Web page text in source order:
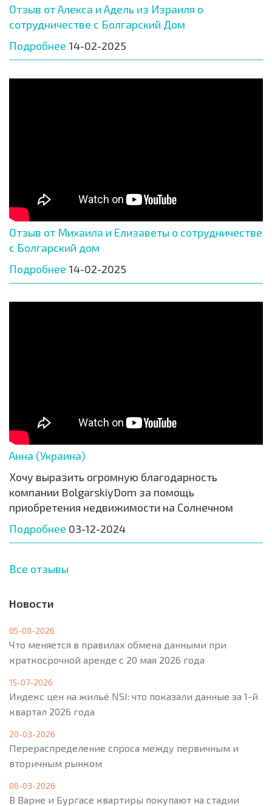
Отзыв от Алекса и Адель из Израиля о
сотрудничестве с Болгарский Дом
Подробнее 14-02-2025
Отзыв от Михаила и Елизаветы о сотрудничестве
с Болгарский дом
Подробнее 14-02-2025
Анна (Украина)
Хочу выразить огромную благодарность
компании BolgarskiyDom за помощь
приобретения недвижимости на Солнечном
Подробнее 03-12-2024
Все отзывы
Новости
05-08-2026
Что меняется в правилах обмена данными при
краткосрочной аренде с 20 мая 2026 года
15-07-2026
Индекс цен на жильё NSI: что показали данные за 1-й
квартал 2026 года
20-03-2026
Перераспределение спроса между первичным и
вторичным рынком
06-03-2026
В Варне и Бургасе квартиры покупают на стадии